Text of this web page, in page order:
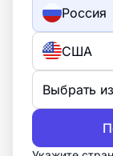
Россия
США
Выбрать